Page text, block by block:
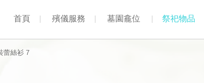
首頁 殯儀服務 墓園龕位 祭祀物品
蕾絲衫 7